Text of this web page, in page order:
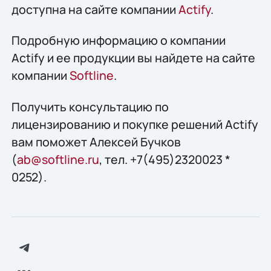
доступна на сайте компанииActify.
Подробную информацию о компании
Actify и ее продукции вы найдете на сайте
компанииSoftline.
Получить конcультацию по
лицензированию и покупке решений Actify
вам поможет Алексей Бучков
(ab@softline.ru, тел. +7(495)2320023 *
0252).